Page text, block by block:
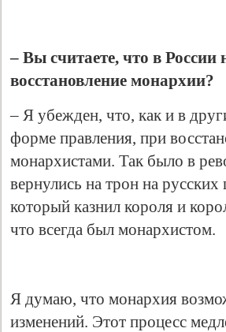
– Вы считаете, что в России
восстановление монархии?
– Я убежден, что, как и в
форме правления, при
монархистами. Так было в
вернулись на трон на
который казнил короля и
что всегда был монархистом.
Я думаю, что монархия
изменений. Этот процесс